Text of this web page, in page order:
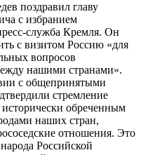
поздравил главу
с избранием
служба Кремля. Он
с визитом Россию «для
вопросов
нашими странами».
с общепринятыми
стремление
обреченным
наших стран,
отношения. Это
Российской